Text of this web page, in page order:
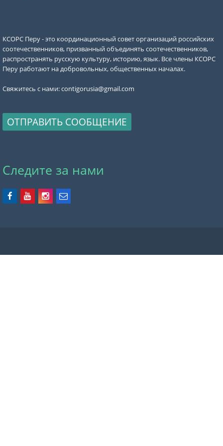
КСОРС Перу - это координационный совет организаций российских
соотечественников, призванный объединять соотечественников,
распространять русскую культуру, историю, язык. Все члены КСОРС
Перу работают на добровольных, общественных началах.
Свяжитесь с нами:contigorusia@gmail.com
ОТПРАВИТЬ СООБЩЕНИЕ
Следите за нами